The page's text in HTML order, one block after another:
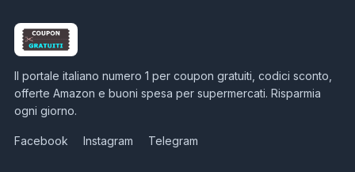
Il portale italiano numero 1 per coupon gratuiti, codici sconto,
offerte Amazon e buoni spesa per supermercati. Risparmia
ogni giorno.
Facebook Instagram Telegram